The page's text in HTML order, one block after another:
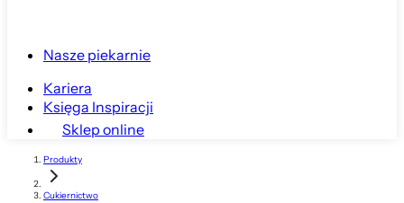
Nasze piekarnie
Kariera
Księga Inspiracji
Sklep online
Produkty
Cukiernictwo